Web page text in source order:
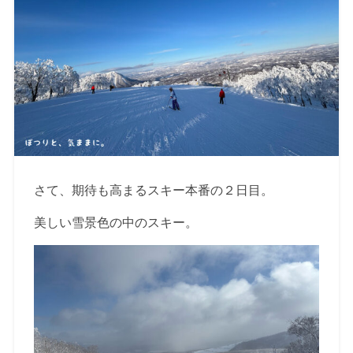
さて、期待も高まるスキー本番の２日目。
美しい雪景色の中のスキー。